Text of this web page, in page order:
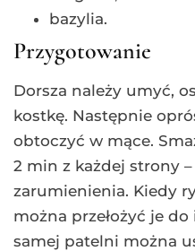
bazylia.
Przygotowanie
Dorsza należy umyć,
kostkę. Następnie
obtoczyć w mące.
2 min z każdej strony
zarumienienia. Kiedy
można przełożyć je
samej patelni można